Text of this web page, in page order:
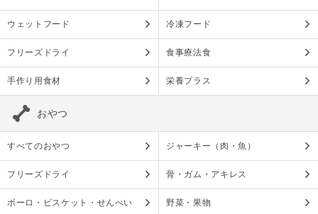
ウェットフード 冷凍フード
フリーズドライ 食事療法食
手作り用食材 栄養プラス
おやつ
すべてのおやつ ジャーキー（肉・魚）
フリーズドライ 骨・ガム・アキレス
ボーロ・ビスケット・せんべい 野菜・果物